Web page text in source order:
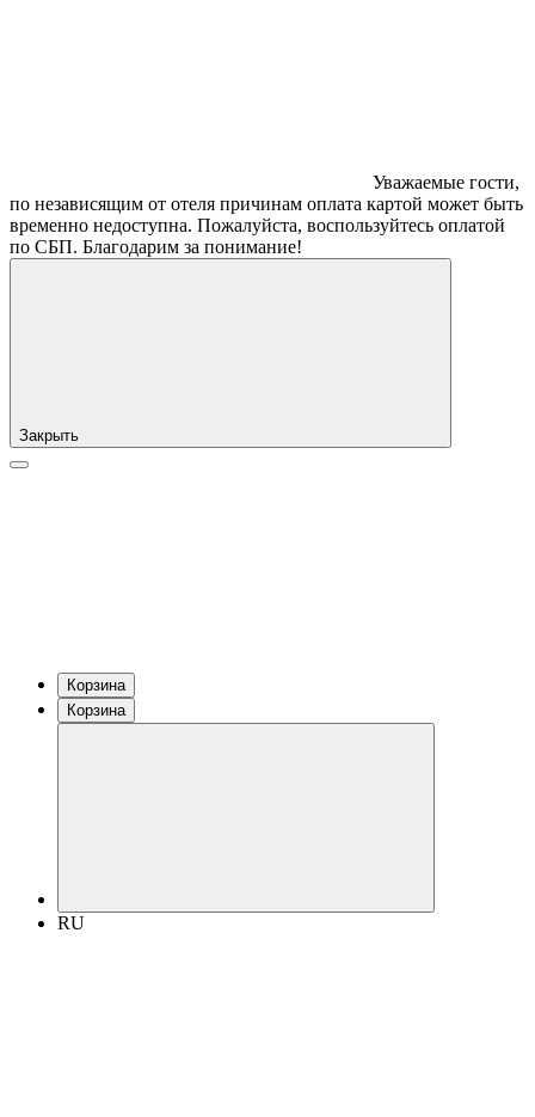
Уважаемые гости,
по независящим от отеля причинам оплата картой может быть
временно недоступна. Пожалуйста, воспользуйтесь оплатой
по СБП. Благодарим за понимание!
Закрыть
Корзина
Корзина
RU